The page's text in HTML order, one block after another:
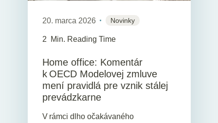
20. marca 2026 Novinky
2 Min. Reading Time
Home office: Komentár
k OECD Modelovej zmluve
mení pravidlá pre vznik stálej
prevádzkarne
V rámci dlho očakávaného